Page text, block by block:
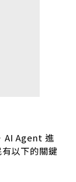
AI Agent 進
以下的關鍵